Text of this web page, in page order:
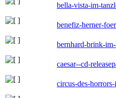
bella-vista-im-
benefiz-herner-
bernhard-brink-
caesar--cd-
circus-des-